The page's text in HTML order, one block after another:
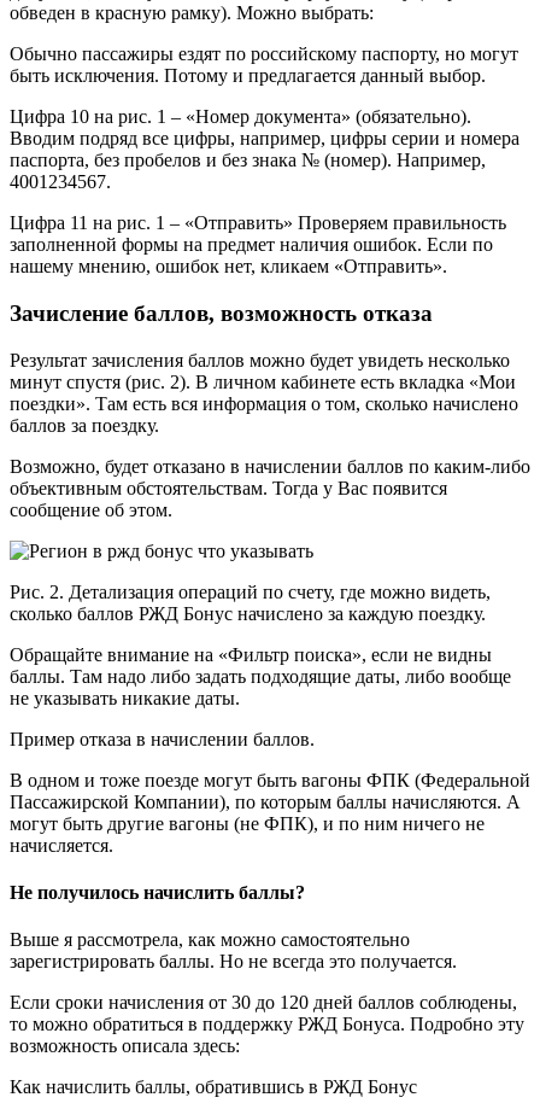
обведен в красную рамку). Можно выбрать:
Обычно пассажиры ездят по российскому паспорту, но могут
быть исключения. Потому и предлагается данный выбор.
Цифра 10 на рис. 1 – «Номер документа» (обязательно).
Вводим подряд все цифры, например, цифры серии и номера
паспорта, без пробелов и без знака № (номер). Например,
4001234567.
Цифра 11 на рис. 1 – «Отправить» Проверяем правильность
заполненной формы на предмет наличия ошибок. Если по
нашему мнению, ошибок нет, кликаем «Отправить».
Зачисление баллов, возможность отказа
Результат зачисления баллов можно будет увидеть несколько
минут спустя (рис. 2). В личном кабинете есть вкладка «Мои
поездки». Там есть вся информация о том, сколько начислено
баллов за поездку.
Возможно, будет отказано в начислении баллов по каким-либо
объективным обстоятельствам. Тогда у Вас появится
сообщение об этом.
Рис. 2. Детализация операций по счету, где можно видеть,
сколько баллов РЖД Бонус начислено за каждую поездку.
Обращайте внимание на «Фильтр поиска», если не видны
баллы. Там надо либо задать подходящие даты, либо вообще
не указывать никакие даты.
Пример отказа в начислении баллов.
В одном и тоже поезде могут быть вагоны ФПК (Федеральной
Пассажирской Компании), по которым баллы начисляются. А
могут быть другие вагоны (не ФПК), и по ним ничего не
начисляется.
Не получилось начислить баллы?
Выше я рассмотрела, как можно самостоятельно
зарегистрировать баллы. Но не всегда это получается.
Если сроки начисления от 30 до 120 дней баллов соблюдены,
то можно обратиться в поддержку РЖД Бонуса. Подробно эту
возможность описала здесь:
Как начислить баллы, обратившись в РЖД Бонус